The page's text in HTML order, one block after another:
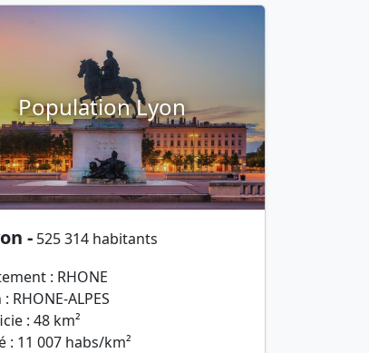
Population Lyon
- 525 314 habitants
: RHONE
RHONE-ALPES
: 48 km²
: 11 007 habs/km²